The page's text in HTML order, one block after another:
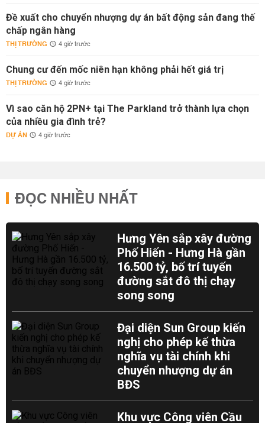
Đề xuất cho chuyển nhượng dự án bất động sản đang thế
chấp ngân hàng
THỊ TRƯỜNG 4 giờ trước
Chung cư đến mốc niên hạn không phải hết giá trị
THỊ TRƯỜNG 4 giờ trước
Vì sao căn hộ 2PN+ tại The Parkland trở thành lựa chọn
của nhiều gia đình trẻ?
DỰ ÁN 4 giờ trước
ĐỌC NHIỀU NHẤT
Hưng Yên sắp xây đường
Phố Hiến - Hưng Hà gần
16.500 tỷ, bố trí tuyến
đường sắt đô thị chạy
song song
Đại diện Sun Group kiến
nghị cho phép kế thừa
nghĩa vụ tài chính khi
chuyển nhượng dự án
BĐS
Khu vực Công viên Cầu